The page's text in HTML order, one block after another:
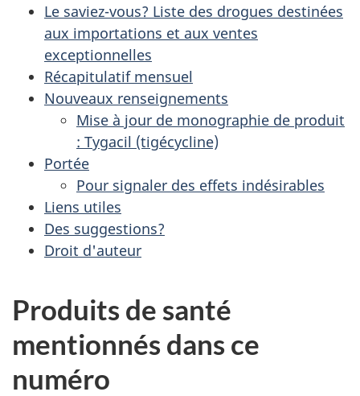
Le saviez-vous? Liste des drogues destinées
aux importations et aux ventes
exceptionnelles
Récapitulatif mensuel
Nouveaux renseignements
Mise à jour de monographie de produit
: Tygacil (tigécycline)
Portée
Pour signaler des effets indésirables
Liens utiles
Des suggestions?
Droit d'auteur
Produits de santé
mentionnés dans ce
numéro